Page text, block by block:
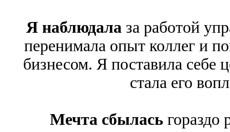
Я наблюдала за работой
перенимала опыт коллег и
бизнесом. Я поставила себе
стала его
Мечта сбылась гораздо